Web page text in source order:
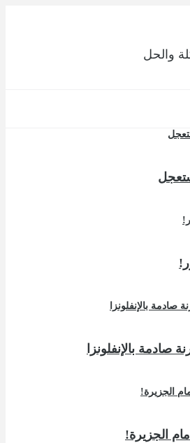
والحل
صادمة بالإنفلونزا
الجزيرة!